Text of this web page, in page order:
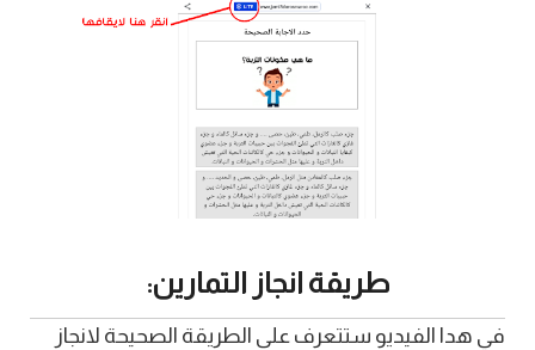
طريقة انجاز التمارين:
في هدا الفيديو ستتعرف على الطريقة الصحيحة لانجاز